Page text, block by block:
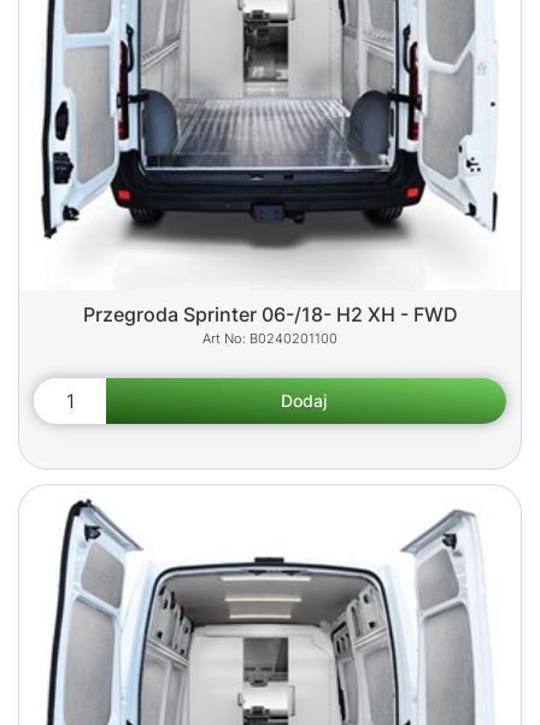
Przegroda Sprinter 06-/18- H2 XH - FWD
B0240201100